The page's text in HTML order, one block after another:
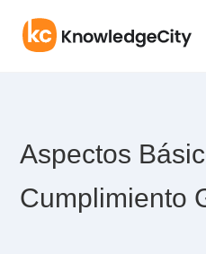
Aspectos
Cumplimiento